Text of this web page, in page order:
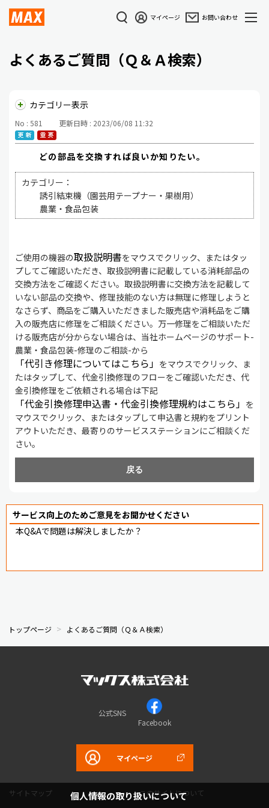
マイページ お問い合わせ
よくあるご質問（Ｑ＆Ａ検索）
個人情報の取り扱いについて
カテゴリー表示
No : 581 更新日時 : 2023/06/08 11:32
どの部品を交換すれば良いか知りたい。
カテゴリー：
誘引結束機（園芸用テープナー・果樹用）
農業・食品包装
ご使用の機器の取扱説明書をマウスでクリック、またはタッ
プしてご確認いただき、取扱説明書に記載している消耗部品の
交換方法をご確認ください。取扱説明書に交換方法を記載して
いない部品の交換や、修理技能のない方は無理に修理しようと
なさらず、商品をご購入いただきました販売店や消耗品をご購
入の販売店に修理をご相談ください。万一修理をご相談いただ
ける販売店が分からない場合は、当社ホームページのサポート-
農業・食品包装-修理のご相談-から
「代引き修理についてはこちら」 をマウスでクリック、ま
たはタップして、代金引換修理のフローをご確認いただき、代
金引換修理をご依頼される場合は下記
「代金引換修理申込書・代金引換修理規約はこちら」 を
マウスでクリック、またはタップして申込書と規約をプリント
アウトいただき、最寄りのサービスステーションにご相談くだ
さい。
戻る
サービス向上のためご意見をお聞かせください
本Q&Aで問題は解決しましたか？
トップページ よくあるご質問（Ｑ＆Ａ検索）
公式SNS
Facebook
マイページ
サイトマップ
このサイトについて